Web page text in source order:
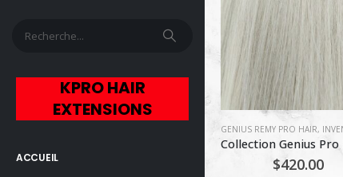
KPRO HAIR
EXTENSIONS
ACCUEIL
GENIUS REMY PRO HAIR,
$420.00